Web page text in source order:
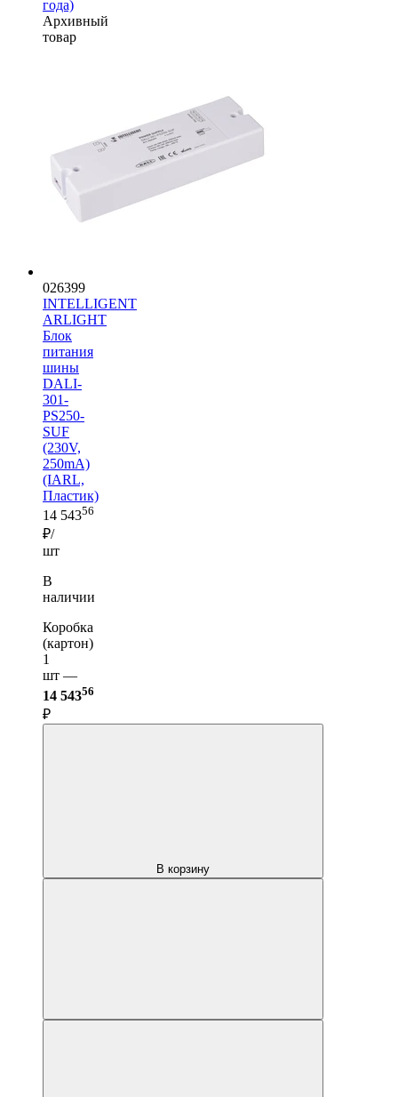
года)
Архивный
товар
026399
INTELLIGENT
ARLIGHT
Блок
питания
шины
DALI-
301-
PS250-
SUF
(230V,
250mA)
(IARL,
Пластик)
14 54356
₽/
шт
В
наличии
Коробка
(картон)
1
шт —
14 54356
₽
В корзину